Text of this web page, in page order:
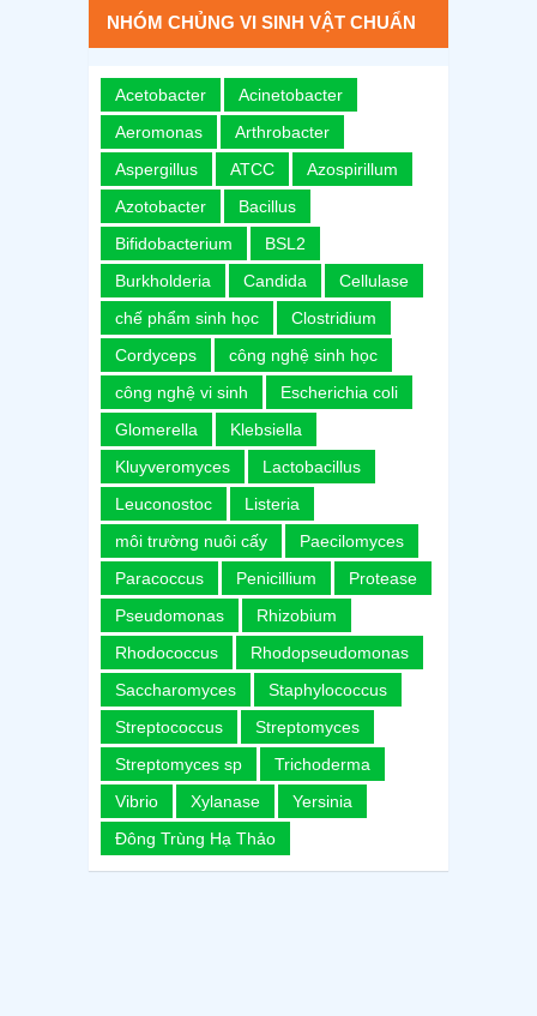
NHÓM CHỦNG VI SINH VẬT CHUẨN
Acetobacter
Acinetobacter
Aeromonas
Arthrobacter
Aspergillus
ATCC
Azospirillum
Azotobacter
Bacillus
Bifidobacterium
BSL2
Burkholderia
Candida
Cellulase
chế phẩm sinh học
Clostridium
Cordyceps
công nghệ sinh học
công nghệ vi sinh
Escherichia coli
Glomerella
Klebsiella
Kluyveromyces
Lactobacillus
Leuconostoc
Listeria
môi trường nuôi cấy
Paecilomyces
Paracoccus
Penicillium
Protease
Pseudomonas
Rhizobium
Rhodococcus
Rhodopseudomonas
Saccharomyces
Staphylococcus
Streptococcus
Streptomyces
Streptomyces sp
Trichoderma
Vibrio
Xylanase
Yersinia
Đông Trùng Hạ Thảo